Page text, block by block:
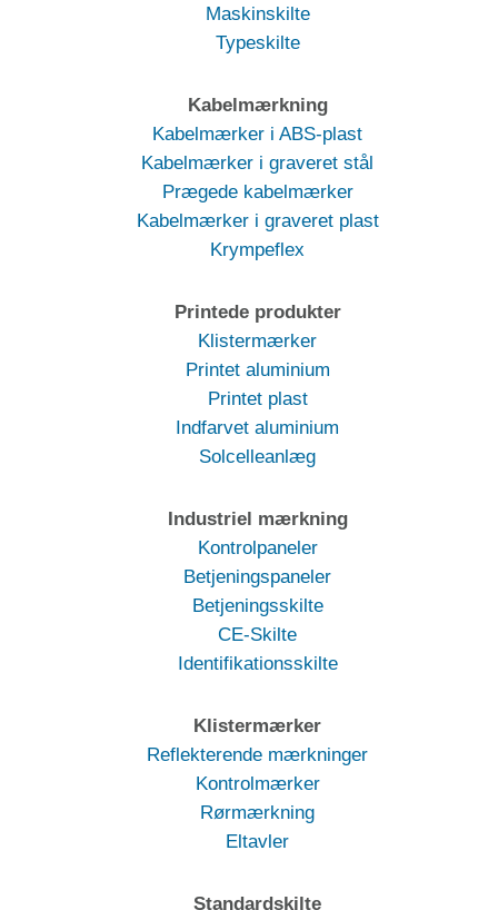
Maskinskilte
Typeskilte
Kabelmærkning
Kabelmærker i ABS-plast
Kabelmærker i graveret stål
Prægede kabelmærker
Kabelmærker i graveret plast
Krympeflex
Printede produkter
Klistermærker
Printet aluminium
Printet plast
Indfarvet aluminium
Solcelleanlæg
Industriel mærkning
Kontrolpaneler
Betjeningspaneler
Betjeningsskilte
CE-Skilte
Identifikationsskilte
Klistermærker
Reflekterende mærkninger
Kontrolmærker
Rørmærkning
Eltavler
Standardskilte